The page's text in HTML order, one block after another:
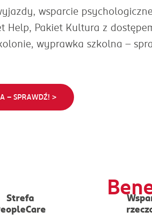
wsparcie
Help, Pakiet Kultura z
wyprawka szkolna –
- SPRAWDŹ! >
Strefa
do platform
Bezzwrotne
postaci